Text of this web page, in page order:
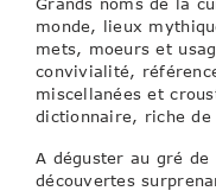
monde, lieux
mets, moeurs et
convivialité,
miscellanées et
dictionnaire, riche de
A déguster au gré
découvertes